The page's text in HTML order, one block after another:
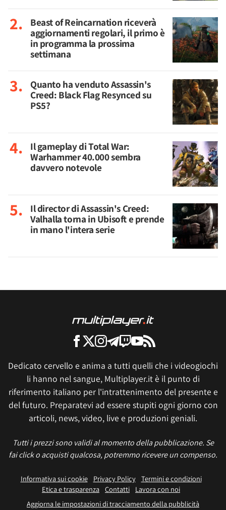
Beast of Reincarnation riceverà
aggiornamenti regolari, il primo è
in programma la prossima
settimana
Quanto ha venduto Assassin's
Creed: Black Flag Resynced su
PS5?
Il gameplay di Total War:
Warhammer 40.000 sembra
davvero notevole
Il director di Assassin's Creed:
Valhalla torna in Ubisoft e prende
in mano l'intera serie
Dedicato cervello e anima a tutti quelli che i videogiochi
li hanno nel sangue, Multiplayer.it è il punto di
riferimento italiano per l'intrattenimento del presente e
del futuro. Preparatevi ad essere stupiti ogni giorno con
articoli, news, video, live e produzioni geniali.
Tutti i prezzi sono validi al momento della pubblicazione. Se
fai click o acquisti qualcosa, potremmo ricevere un compenso.
Informativa sui cookie Privacy Policy
Termini e condizioni
Etica e trasparenza Contatti
Lavora con noi
Aggiorna le impostazioni di tracciamento della pubblicità